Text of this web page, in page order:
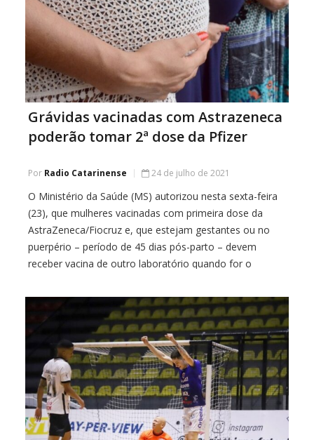
Grávidas vacinadas com Astrazeneca
poderão tomar 2ª dose da Pfizer
Por Radio Catarinense 24 de julho de 2021
O Ministério da Saúde (MS) autorizou nesta sexta-feira
(23), que mulheres vacinadas com primeira dose da
AstraZeneca/Fiocruz e, que estejam gestantes ou no
puerpério – período de 45 dias pós-parto – devem
receber vacina de outro laboratório quando for o
com a Pfizer. Na ausência da […]